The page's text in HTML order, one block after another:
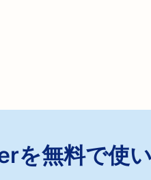
を無料で使い